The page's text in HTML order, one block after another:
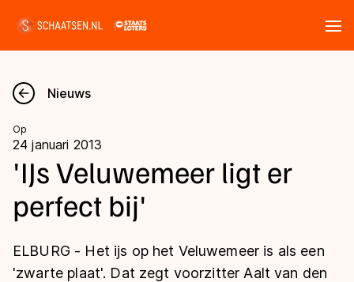
Nieuws
Kalender
Disciplines
Langebaan
Uitslagen
Nieuws
Op
24 januari 2013
'IJs Veluwemeer ligt er
perfect bij'
ELBURG - Het ijs op het Veluwemeer is als een
'zwarte plaat'. Dat zegt voorzitter Aalt van den